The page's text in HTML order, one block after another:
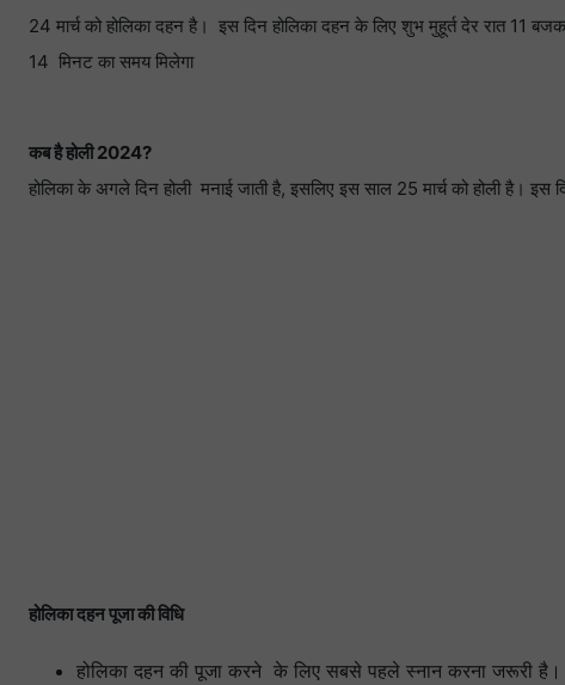
24 मार्च को होलिका दहन है। इस दिन होलिका दहन के लिए शुभ मुहूर्त देर रात
14 मिनट का समय मिलेगा
कब है होली 2024?
होलिका के अगले दिन होली मनाई जाती है, इसलिए इस साल 25 मार्च को
होलिका दहन पूजा की विधि
होलिका दहन की पूजा करने के लिए सबसे पहले स्नान करना जरूरी है।